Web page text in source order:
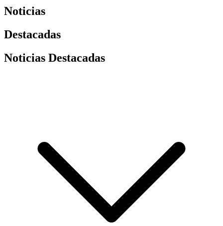
Noticias
Destacadas
Noticias Destacadas